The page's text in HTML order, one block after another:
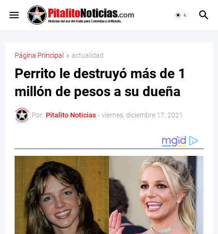
Página Principal actualidad
Perrito le destruyó más de 1
millón de pesos a su dueña
Por: Pitalito Noticias - viernes, diciembre 17, 2021